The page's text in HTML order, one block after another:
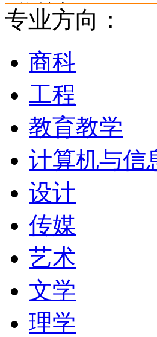
学校概况
现在校生超
奖励和高质
顶尖学者最
加拿大规模
文科、计算
管理专业在
学第一；其
都在加拿大
领域。
专业方向：
商科
工程
教育教学
计算机与信
设计
传媒
艺术
文学
理学